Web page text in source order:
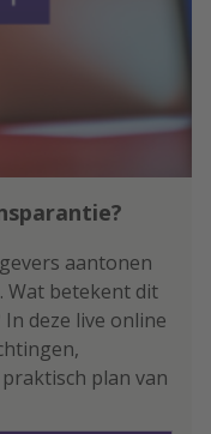
aantonen
Wat betekent dit
deze live online
plan van